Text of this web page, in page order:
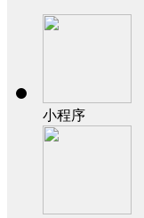
小程序